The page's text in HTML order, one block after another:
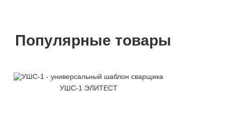
Популярные товары
УШС-1 ЭЛИТЕСТ